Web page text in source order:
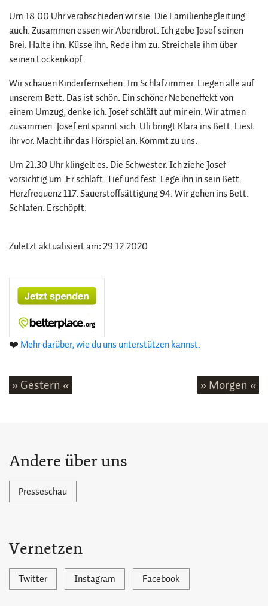
Um 18.00 Uhr verabschieden wir sie. Die Familienbegleitung
auch. Zusammen essen wir Abendbrot. Ich gebe Josef seinen
Brei. Halte ihn. Küsse ihn. Rede ihm zu. Streichele ihm über
seinen Lockenkopf.
Wir schauen Kinderfernsehen. Im Schlafzimmer. Liegen alle auf
unserem Bett. Das ist schön. Ein schöner Nebeneffekt von
einem Umzug, denke ich. Josef schläft auf mir ein. Wir atmen
zusammen. Josef entspannt sich. Uli bringt Klara ins Bett. Liest
ihr vor. Macht ihr das Hörspiel an. Kommt zu uns.
Um 21.30 Uhr klingelt es. Die Schwester. Ich ziehe Josef
vorsichtig um. Er schläft. Tief und fest. Lege ihn in sein Bett.
Herzfrequenz 117. Sauerstoffsättigung 94. Wir gehen ins Bett.
Schlafen. Erschöpft.
Zuletzt aktualisiert am: 29.12.2020
❤️ Mehr darüber, wie du uns unterstützen kannst.
» Gestern « » Morgen «
Andere über uns
Presseschau
Vernetzen
Twitter Instagram Facebook